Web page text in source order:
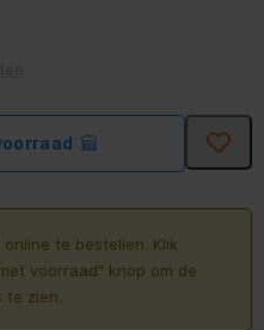
te bestellen. Klik
voorraad" knop om de
te zien.